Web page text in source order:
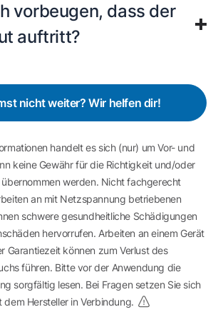
vorbeugen, dass der
auftritt?
nicht weiter? Wir helfen dir!
handelt es sich (nur) um Vor- und
keine Gewähr für die Richtigkeit und/oder
werden. Nicht fachgerecht
an mit Netzspannung betriebenen
schwere gesundheitliche Schädigungen
hervorrufen. Arbeiten an einem Gerät
Garantiezeit können zum Verlust des
führen. Bitte vor der Anwendung die
sorgfältig lesen. Bei Fragen setzen Sie sich
dem Hersteller in Verbindung.